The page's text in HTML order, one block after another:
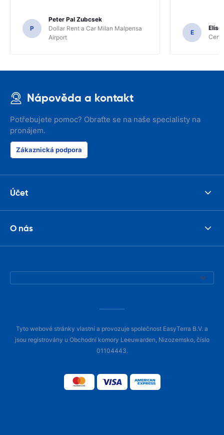
P
Peter Pal Zubcsek
Dollar Rent a Car Milan Malpensa
Airport
E
Nápověda a kontakt
Potřebujete pomoc? Obraťte se na naše specialisty na
pronájem.
Zákaznická podpora
Účet
O nás
Tyto webové stránky vlastní a provozuje společnost EasyTerra B.V. a
jsou registrovány u Obchodní komory Leeuwarden, Nizozemsko, číslo
01104443.